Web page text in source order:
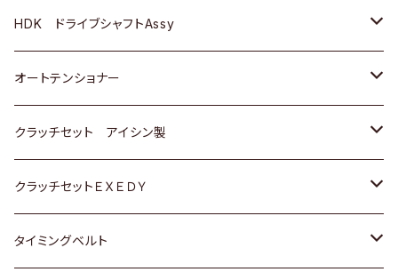
ＢＥＮＺ
スバル
三菱
スバル
マツダ
三菱
スバル
マツダ
三菱
スバル
日産
いすゞ
ダイハツ
マツダ
三菱
ＢＭＷ
GOLF
ＷＡＧＥＮ
アストロ（シボレー）
クライスラー
ＢＭＷ
ＷＡＧＥＮ
ＶＯＬＶＯ
トヨタ
ホンダ
スズキ
日産
ダイハツ
HDK ドライブシャフトAssy
スズキ
ダイハツ
日産
ホンダ
オートテンショナー
トヨタ
クラッチセット アイシン製
ホンダ
スズキ
クラッチセットＥＸＥＤＹ
ホンダ
タイミングベルト